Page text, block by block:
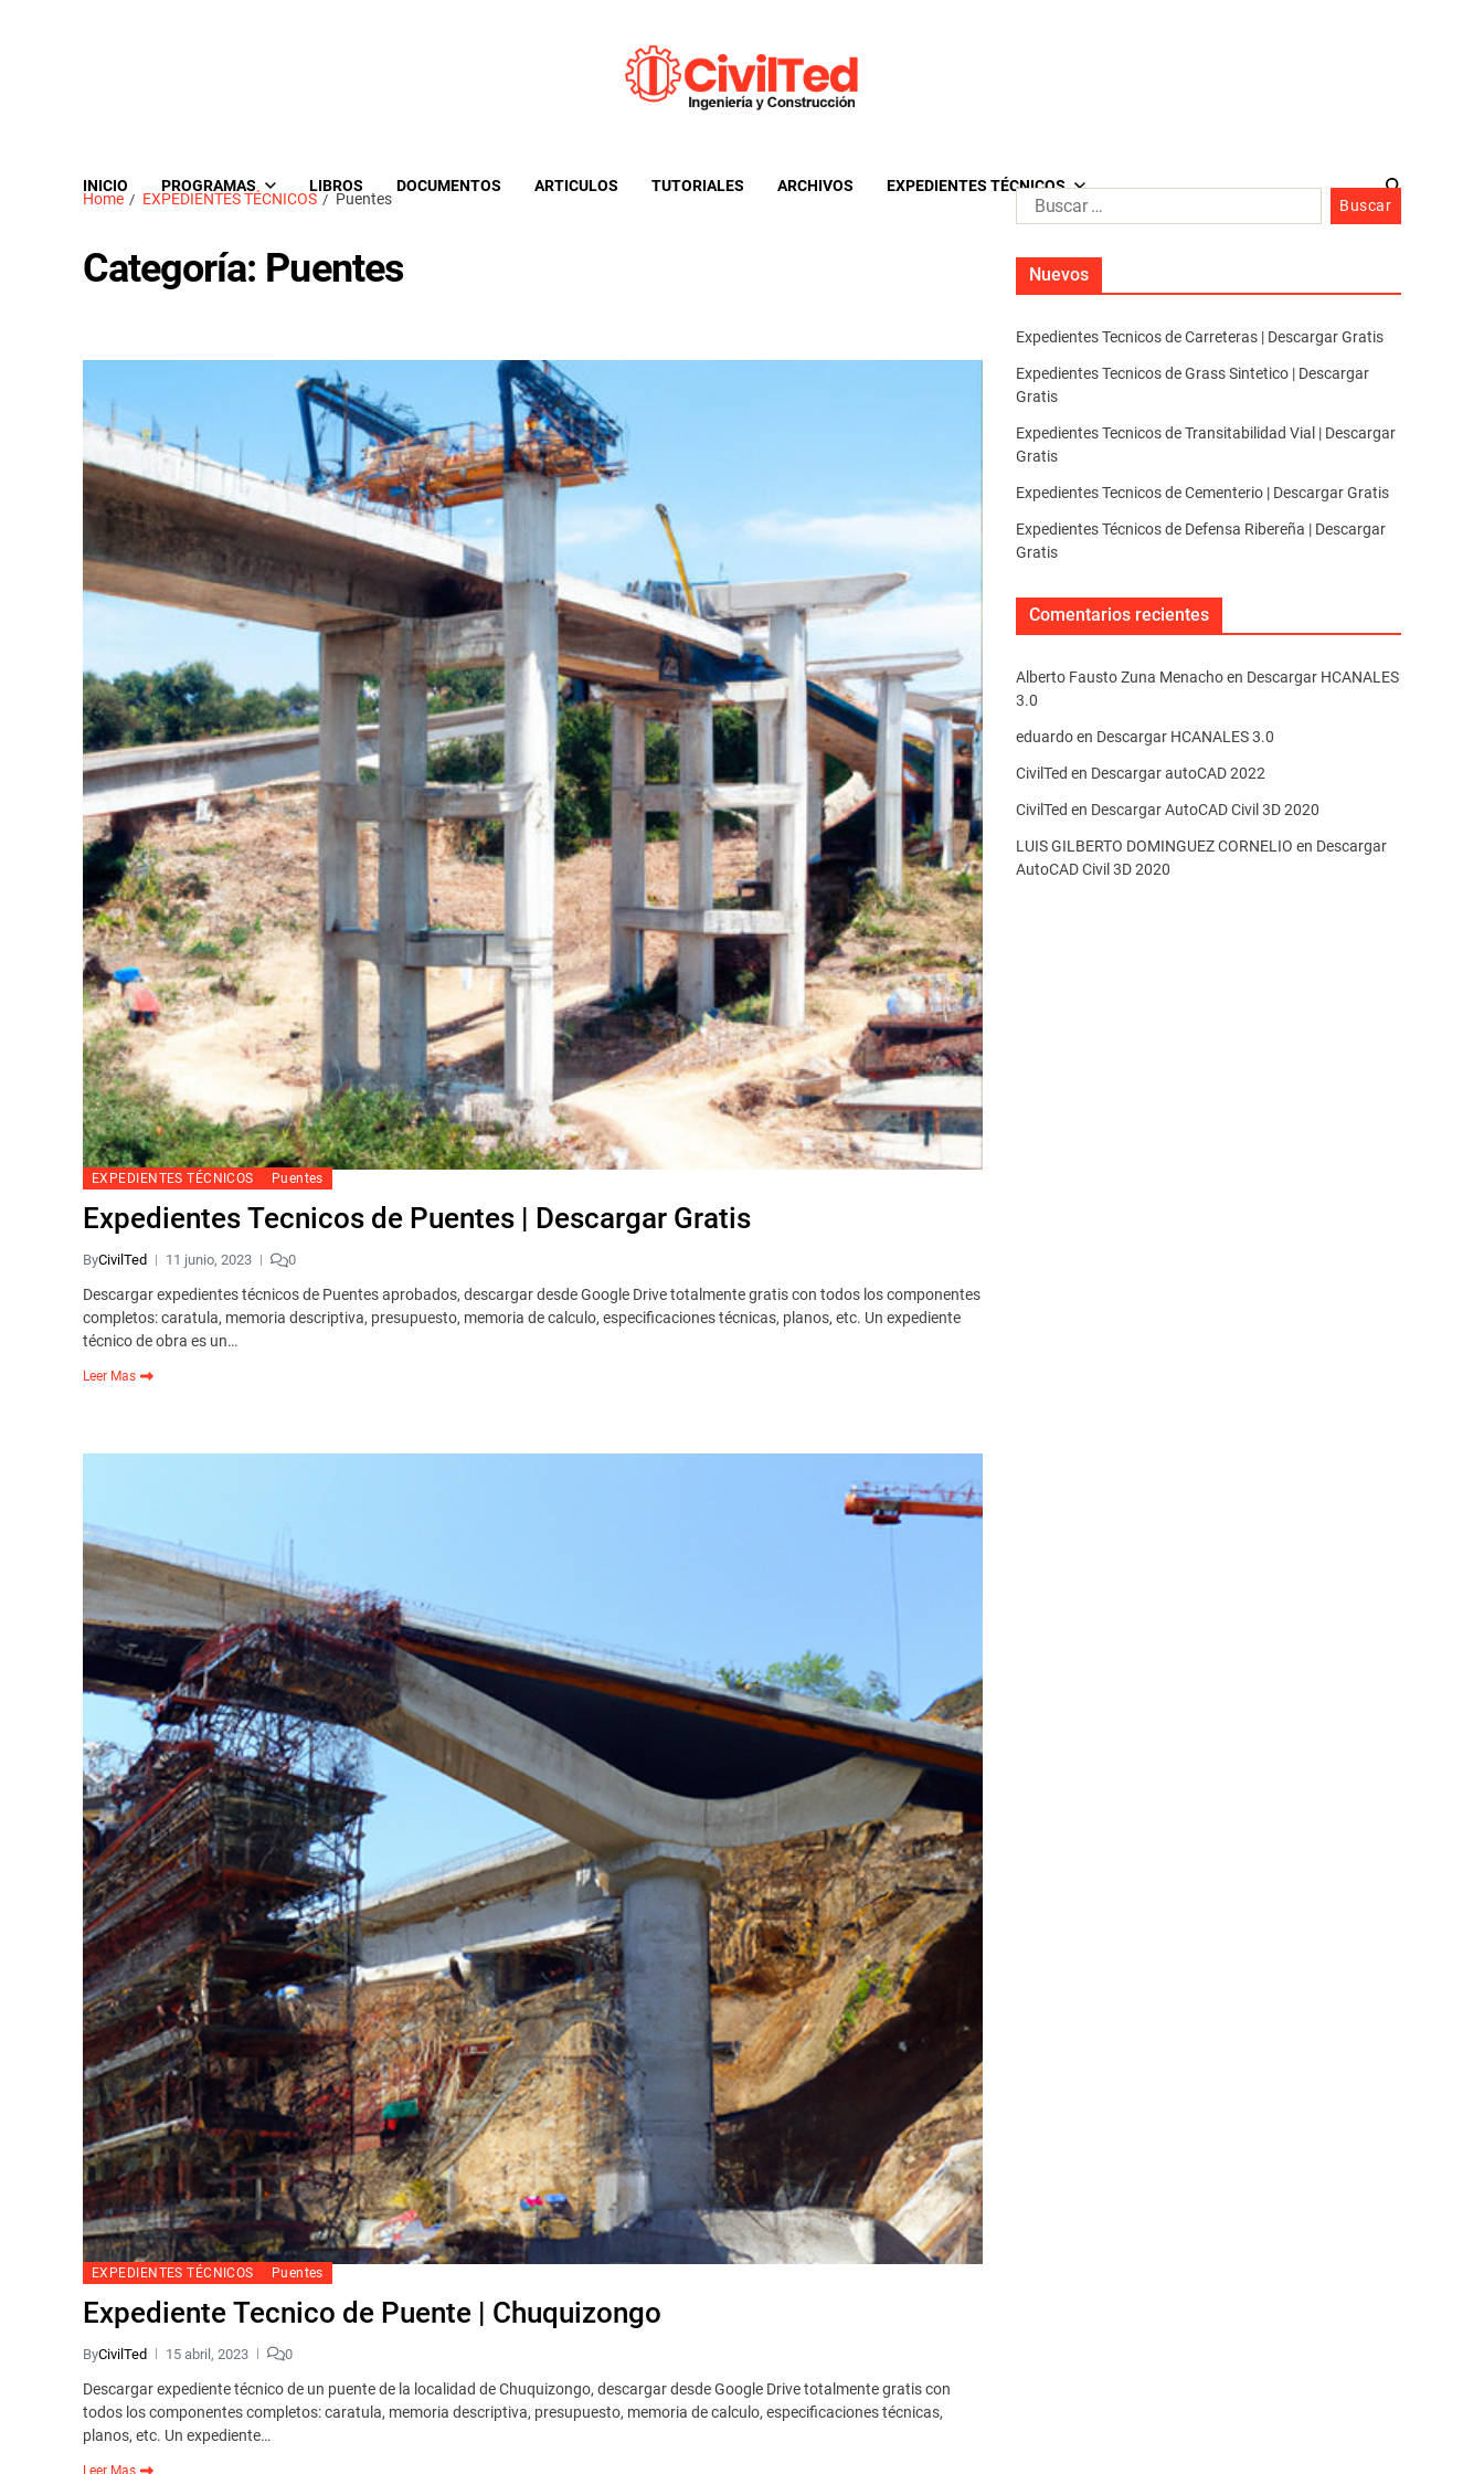
INICIO PROGRAMAS LIBROS DOCUMENTOS ARTICULOS TUTORIALES ARCHIVOS EXPEDIENTES TÉCNICOS
Home EXPEDIENTES TÉCNICOS Puentes
Categoría: Puentes
EXPEDIENTES TÉCNICOS Puentes
Expedientes Tecnicos de Puentes | Descargar Gratis
ByCivilTed 11 junio, 2023 0
Descargar expedientes técnicos de Puentes aprobados, descargar desde Google Drive totalmente gratis con todos los componentes
completos: caratula, memoria descriptiva, presupuesto, memoria de calculo, especificaciones técnicas, planos, etc. Un expediente
técnico de obra es un…
Leer Mas
EXPEDIENTES TÉCNICOS Puentes
Expediente Tecnico de Puente | Chuquizongo
ByCivilTed 15 abril, 2023 0
Descargar expediente técnico de un puente de la localidad de Chuquizongo, descargar desde Google Drive totalmente gratis con
todos los componentes completos: caratula, memoria descriptiva, presupuesto, memoria de calculo, especificaciones técnicas,
planos, etc. Un expediente…
Leer Mas
Nuevos
Expedientes Tecnicos de Carreteras | Descargar Gratis
Expedientes Tecnicos de Grass Sintetico | Descargar
Gratis
Expedientes Tecnicos de Transitabilidad Vial | Descargar
Gratis
Expedientes Tecnicos de Cementerio | Descargar Gratis
Expedientes Técnicos de Defensa Ribereña | Descargar
Gratis
Comentarios recientes
Alberto Fausto Zuna Menachoen Descargar HCANALES
3.0
eduardoen Descargar HCANALES 3.0
CivilTed en Descargar autoCAD 2022
CivilTed en Descargar AutoCAD Civil 3D 2020
LUIS GILBERTO DOMINGUEZ CORNELIO en Descargar
AutoCAD Civil 3D 2020